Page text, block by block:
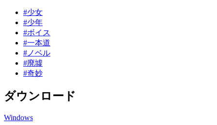
#少女
#少年
#ボイス
#一本道
#ノベル
#廃墟
#奇妙
ダウンロード
Windows